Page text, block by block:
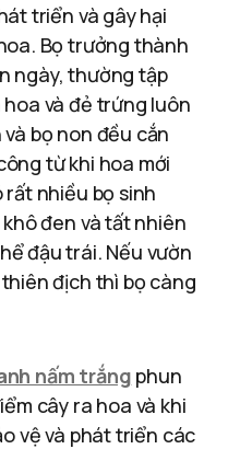
triển và gây hại
Bọ trưởng thành
ngày, thường tập
và đẻ trứng luôn
bọ non đều cắn
từ khi hoa mới
nhiều bọ sinh
đen và tất nhiên
đậu trái. Nếu vườn
địch thì bọ càng
nấm trắng phun
cây ra hoa và khi
vệ và phát triển các